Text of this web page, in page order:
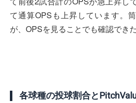
て通算OPSも上昇しています。
が、OPSを見ることでも確認でき
各球種の投球割合と